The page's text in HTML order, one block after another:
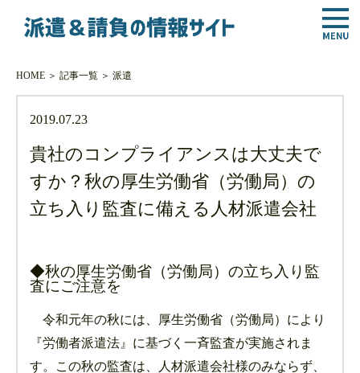
HOME＞ 記事一覧＞ 派遣
2019.07.23
貴社のコンプライアンスは大丈夫で
すか？秋の厚生労働省（労働局）の
立ち入り監査に備える人材派遣会社
◆秋の厚生労働省（労働局）の立ち入り監
査にご注意を
令和元年の秋には、厚生労働省（労働局）により
『労働者派遣法』に基づく一斉監査が実施されま
す。この秋の監査は、人材派遣会社様のみならず、